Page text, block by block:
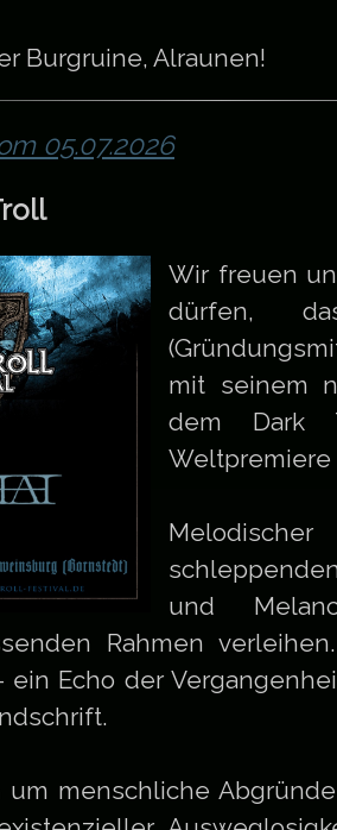
Burgruine, Alraunen!
05.07.2026
Wir freuen
dürfen,
mit seinem
dem Dark
Weltpremiere
und
Rahmen
ein Echo der
um menschliche